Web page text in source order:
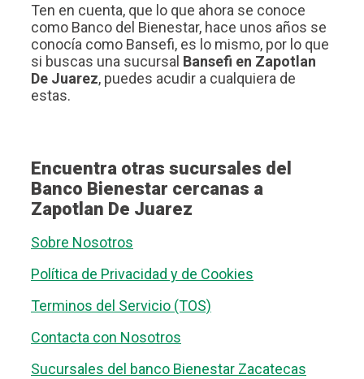
Ten en cuenta, que lo que ahora se conoce
como Banco del Bienestar, hace unos años se
conocía como Bansefi, es lo mismo, por lo que
si buscas una sucursal Bansefi en Zapotlan
De Juarez, puedes acudir a cualquiera de
estas.
Encuentra otras sucursales del
Banco Bienestar cercanas a
Zapotlan De Juarez
Sobre Nosotros
Política de Privacidad y de Cookies
Terminos del Servicio (TOS)
Contacta con Nosotros
Sucursales del banco Bienestar Zacatecas